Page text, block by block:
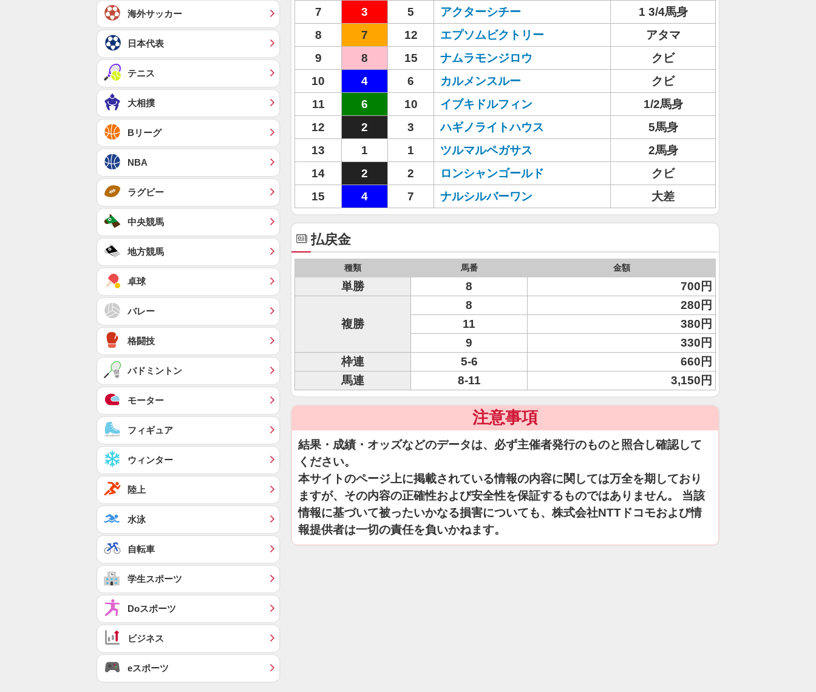
7
3 5 アクターシチー
1 3/4馬身
8
7 12 エプソムビクトリー
アタマ
9
8 15 ナムラモンジロウ
クビ
10
4 6 カルメンスルー
クビ
11
6 10 イブキドルフィン
1/2馬身
12
2 3 ハギノライトハウス
5馬身
13
1 1 ツルマルペガサス
2馬身
14
2 2 ロンシャンゴールド
クビ
15
4 7 ナルシルバーワン 大差
払戻金
種類 馬番 金額
単勝 8 700円
複勝
8
280円
11
380円
9
330円
枠連
5-6
660円
馬連
8-11 3,150円
注意事項
結果・成績・オッズなどのデータは、必ず主催者発行のものと照合し確認して
ください。
本サイトのページ上に掲載されている情報の内容に関しては万全を期しており
ますが、その内容の正確性および安全性を保証するものではありません。 当該
情報に基づいて被ったいかなる損害についても、株式会社NTTドコモおよび情
報提供者は一切の責任を負いかねます。
海外サッカー
日本代表
テニス
大相撲
Bリーグ
NBA
ラグビー
中央競馬
地方競馬
卓球
バレー
格闘技
バドミントン
モーター
フィギュア
ウィンター
陸上
水泳
自転車
学生スポーツ
Doスポーツ
ビジネス
eスポーツ